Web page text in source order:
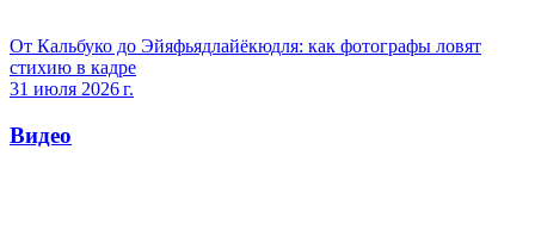
От Кальбуко до Эйяфьядлайёкюдля: как фотографы ловят
стихию в кадре
31 июля 2026 г.
Видео